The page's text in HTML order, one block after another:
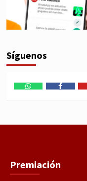
Síguenos
Premiación